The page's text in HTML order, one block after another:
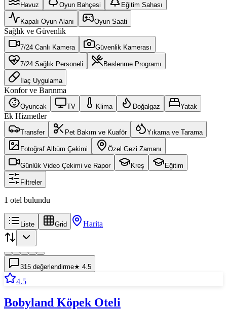
Havuz Oyun Bahçesi Eğitim Sahası
Kapalı Oyun Alanı Oyun Saati
Sağlık ve Güvenlik
7/24 Canlı Kamera Güvenlik Kamerası
7/24 Sağlık Personeli Beslenme Programı
İlaç Uygulama
Konfor ve Barınma
Oyuncak TV Klima Doğalgaz Yatak
Ek Hizmetler
Transfer Pet Bakım ve Kuaför Yıkama ve Tarama
Fotoğraf Albüm Çekimi Özel Gezi Zamanı
Günlük Video Çekimi ve Rapor Kreş Eğitim
Filtreler
1 otel bulundu
Liste Grid Harita
315 değerlendirme★ 4.5
4.5
Bobyland Köpek Oteli